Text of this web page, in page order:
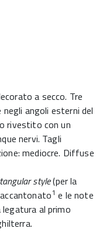
a secco. Tre
angoli esterni del
rivestito con un
nervi. Tagli
mediocre. Diffuse
style(per la
1 e le note
al primo